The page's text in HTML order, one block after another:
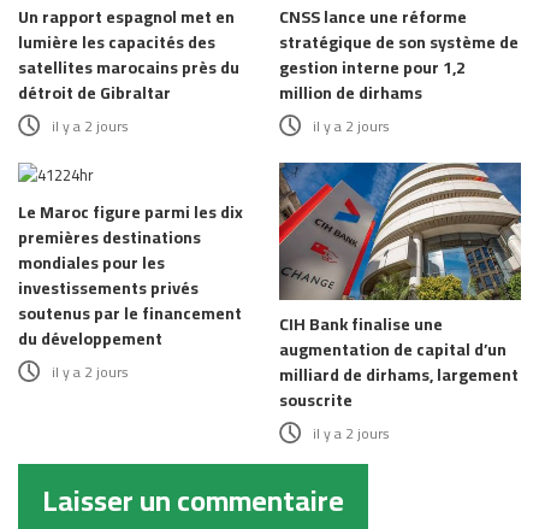
Un rapport espagnol met en
lumière les capacités des
satellites marocains près du
détroit de Gibraltar
il y a 2 jours
CNSS lance une réforme
stratégique de son système de
gestion interne pour 1,2
million de dirhams
il y a 2 jours
Le Maroc figure parmi les dix
premières destinations
mondiales pour les
investissements privés
soutenus par le financement
du développement
il y a 2 jours
CIH Bank finalise une
augmentation de capital d’un
milliard de dirhams, largement
souscrite
il y a 2 jours
Laisser un commentaire